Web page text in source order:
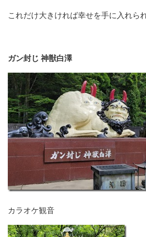
これだけ大きければ幸せを手に入れられ
ガン封じ 神獣白澤
カラオケ観音